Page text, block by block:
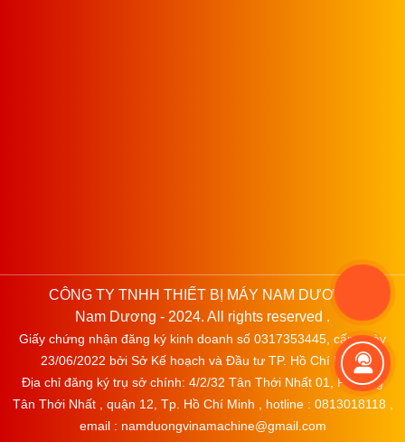
CÔNG TY TNHH THIẾT BỊ MÁY NAM DƯƠNG
Nam Dương - 2024. All rights reserved .
Giấy chứng nhận đăng ký kinh doanh số 0317353445, cấp ngày
23/06/2022 bởi Sở Kế hoạch và Đầu tư TP. Hồ Chí Minh.
Địa chỉ đăng ký trụ sở chính: 4/2/32 Tân Thới Nhất 01, Phường
Tân Thới Nhất , quận 12, Tp. Hồ Chí Minh , hotline : 0813018118 ,
email : namduongvinamachine@gmail.com